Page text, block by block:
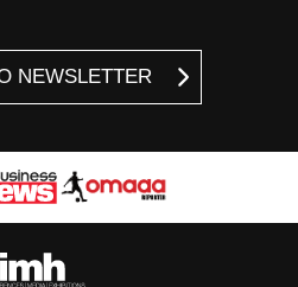
NEWSLETTER